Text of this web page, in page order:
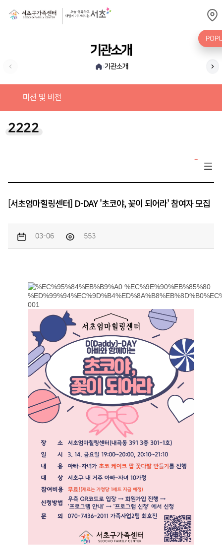
기관소개
›기관소개 가
미션 및 비전
2222
[서초엄마힐링센터] D-DAY '초코야, 꽃이 되어라' 참여자 모집
03-06 553